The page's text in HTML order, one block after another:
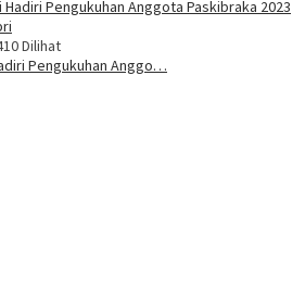
Dilihat
Pengukuhan Anggo…